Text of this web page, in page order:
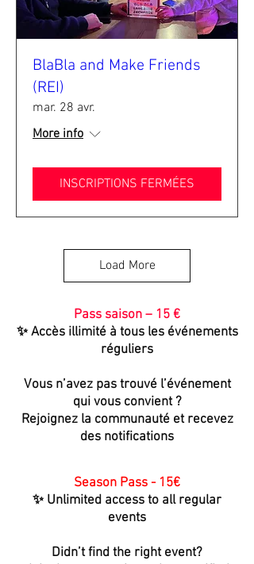
BlaBla and Make Friends
(REI)
mar. 28 avr.
More info
INSCRIPTIONS FERMÉES
Load More
Pass saison – 15 €
✨ Accès illimité à tous les événements
réguliers
Vous n’avez pas trouvé l’événement
qui vous convient ?
Rejoignez la communauté et recevez
des notifications
Season Pass - 15€
✨ Unlimited access to all regular
events
Didn’t find the right event?